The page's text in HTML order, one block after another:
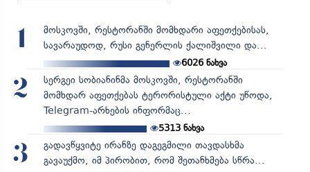
1
მოსკოვში, რესტორანში მომხდარი აფეთქებისას,
სავარაუდოდ, რუსი გენერლის ქალიშვილი და...
6026ნახვა
2
სერგეი სობიანინმა მოსკოვში, რესტორანში
მომხდარ აფეთქებას ტერორისტული აქტი უწოდა,
Telegram-არხების ინფორმაც...
5313ნახვა
3
გადავწყვიტე ირანზე დაგეგმილი თავდასხმა
გავაუქმო, იმ პირობით, რომ შეთანხმება სწრა...